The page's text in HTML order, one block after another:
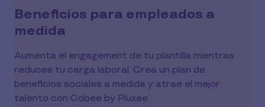
Beneficios para empleados a
medida
Aumenta el engagement de tu plantilla mientras
reduces tu carga laboral. Crea un plan de
beneficios sociales a medida y atrae el mejor
talento con Cobee by Pluxee.